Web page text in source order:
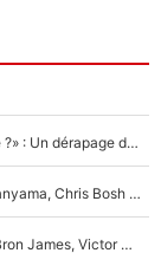
«LeBron James, as-tu déjà eu envie d’être une femme ?» : Un dérapage de Donald Trump sur la superstar de la NBA refait surface
NBA - Victime d'une thrombose comme Victor Wembanyama, Chris Bosh prévient le Français des risques sur sa santé : «J’ai failli mourir sur le coup et j’ai été ramené à la vie»
De la NBA au cinéma : Comme Michael Jordan et LeBron James, Victor Wembanyama rêve d'une carrière d'acteur !